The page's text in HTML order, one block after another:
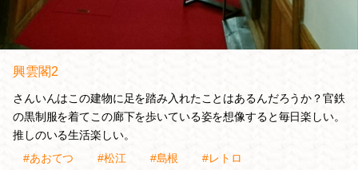
興雲閣2
さんいんはこの建物に足を踏み入れたことはあるんだろうか？官鉄
の黒制服を着てこの廊下を歩いている姿を想像すると毎日楽しい。
推しのいる生活楽しい。
#あおてつ
#松江 #島根 #レトロ